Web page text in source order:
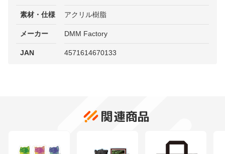
素材・仕様 アクリル樹脂
メーカー DMM Factory
JAN 4571614670133
関連商品